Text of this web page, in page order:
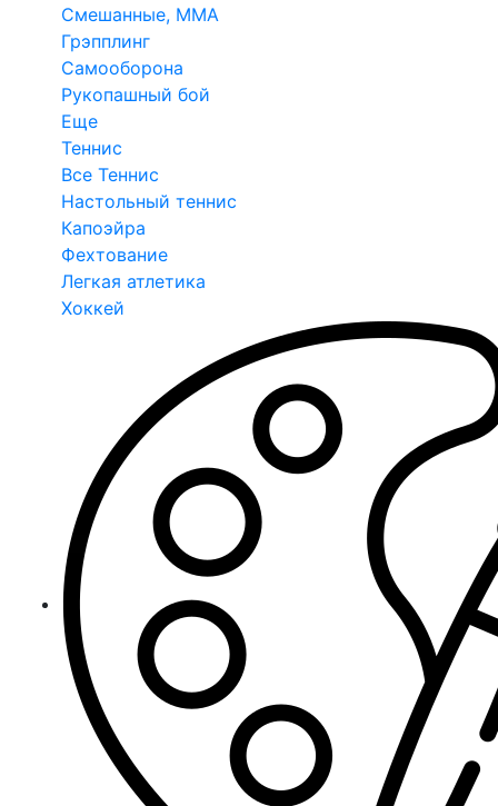
Смешанные, ММА
Грэпплинг
Самооборона
Рукопашный бой
Еще
Теннис
Все Теннис
Настольный теннис
Капоэйра
Фехтование
Легкая атлетика
Хоккей